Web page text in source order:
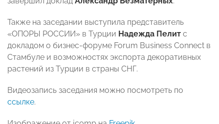
Также на заседании выступила представитель
«ОПОРЫ РОССИИ» в Турции Надежда Пелит с
докладом о бизнес-форуме Forum Business Connect в
Стамбуле и возможностях экспорта декоративных
растений из Турции в страны СНГ.
Видеозапись заседания можно посмотреть по
ссылке.